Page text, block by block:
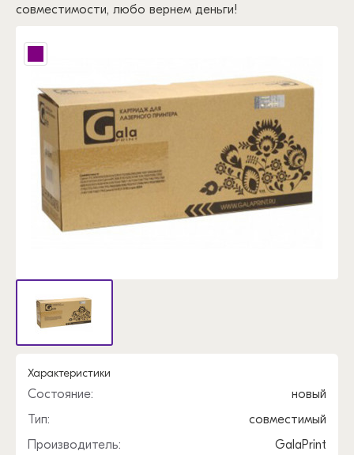
совместимости, любо вернем деньги!
Характеристики
Состояние:
новый
Тип:
совместимый
Производитель:
GalaPrint